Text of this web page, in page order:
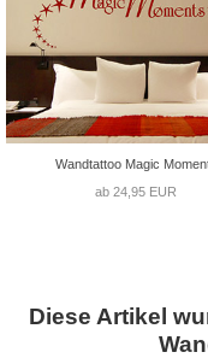
Wandtattoo Magic
ab 24,95 EUR
Diese Artikel